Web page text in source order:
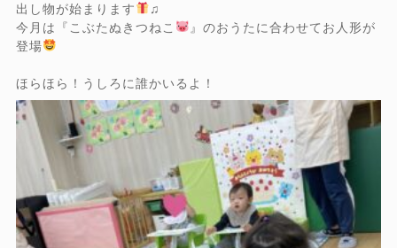
出し物が始まります
♫
今月は『こぶたぬきつねこ
』のおうたに合わせてお人形が
登場
ほらほら！うしろに誰かいるよ！